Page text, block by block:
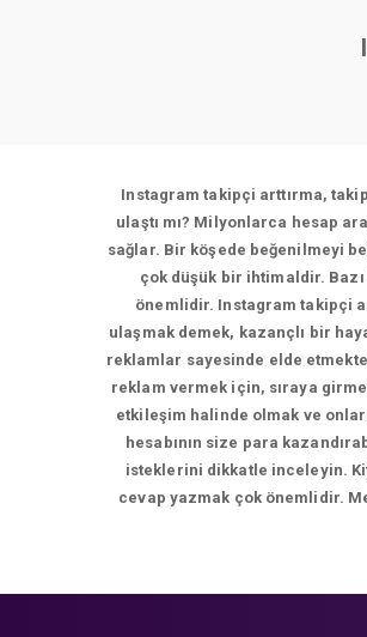
Instagram takipçi arttırma,
ulaştı mı? Milyonlarca hesap
sağlar. Bir köşede beğenilmeyi
çok düşük bir ihtimaldir.
önemlidir. Instagram takipçi
ulaşmak demek, kazançlı bir
reklamlar sayesinde elde
reklam vermek için, sıraya
etkileşim halinde olmak ve
hesabının size para
isteklerini dikkatle inceleyin.
cevap yazmak çok önemlidir.